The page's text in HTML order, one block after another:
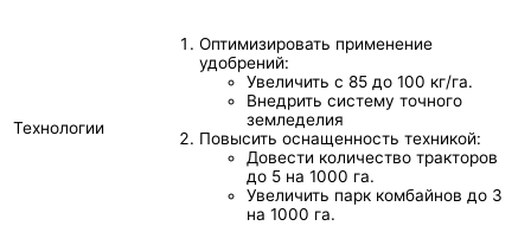
Технологии
Оптимизировать применение
удобрений:
Увеличить с 85 до 100 кг/га.
Внедрить систему точного
земледелия
Повысить оснащенность техникой:
Довести количество тракторов
до 5 на 1000 га.
Увеличить парк комбайнов до 3
на 1000 га.